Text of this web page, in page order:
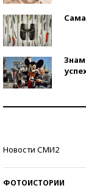
Новости СМИ2
ФОТОИСТОРИИ